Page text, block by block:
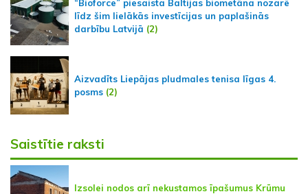
“Bioforce” piesaista Baltijas biometāna nozarē
līdz šim lielākās investīcijas un paplašinās
darbību Latvijā (2)
Aizvadīts Liepājas pludmales tenisa līgas 4.
posms (2)
Saistītie raksti
Izsolei nodos arī nekustamos īpašumus Krūmu